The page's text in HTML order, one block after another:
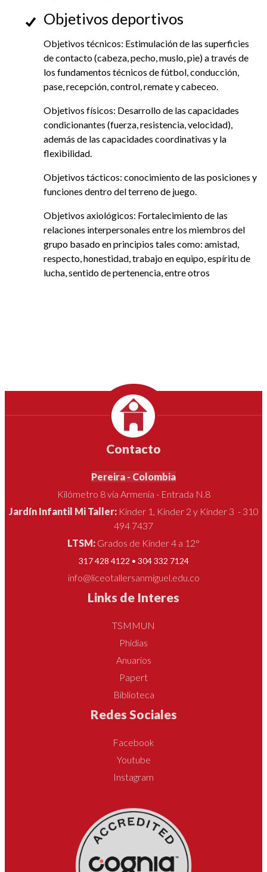
Objetivos deportivos
Objetivos técnicos: Estimulación de las superficies
de contacto (cabeza, pecho, muslo, pie) a través de
los fundamentos técnicos de fútbol, conducción,
pase, recepción, control, remate y cabeceo.
Objetivos físicos: Desarrollo de las capacidades
condicionantes (fuerza, resistencia, velocidad),
además de las capacidades coordinativas y la
flexibilidad.
Objetivos tácticos: conocimiento de las posiciones y
funciones dentro del terreno de juego.
Objetivos axiológicos: Fortalecimiento de las
relaciones interpersonales entre los miembros del
grupo basado en principios tales como: amistad,
respecto, honestidad, trabajo en equipo, espíritu de
lucha, sentido de pertenencia, entre otros
Contacto
Pereira - Colombia
Kilómetro 8 vía Armenia - Entrada N.8
Jardín Infantil Mi Taller: Kínder 1, Kínder 2 y Kínder 3 - 310
494 7437
LTSM: Grados de Kínder 4 a 12°
317 428 4122 • 304 332 7124
info@liceotallersanmiguel.edu.co
Links de Interes
TSMMUN
Phidias
Anuarios
Papert
Biblioteca
Redes Sociales
Facebook
Youtube
Instagram